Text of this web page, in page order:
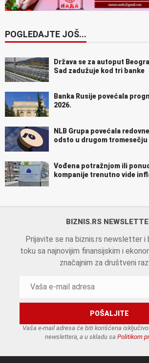
POGLEDAJTE JOŠ...
Država se za autoput
Sad zadužuje kod tri banke
Banka Rusije povećala
2026.
NLB Grupa povećala
odsto u drugom tromesečju
Vođena potražnjom ili
kompanije trenutno vide
BIZNIS.RS
Prijavite se na biznis.rs newsletter i
toku sa najnovijim finansijskim i
značajnim za društveni
Vaša e-mail adresa će biti korišćena
newslettera, a u skladu sa Politikom